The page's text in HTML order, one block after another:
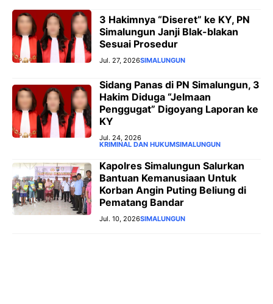
3 Hakimnya “Diseret” ke KY, PN
Simalungun Janji Blak-blakan
Sesuai Prosedur
Jul. 27, 2026SIMALUNGUN
‎Sidang Panas di PN Simalungun, 3
Hakim Diduga “Jelmaan
Penggugat” Digoyang Laporan ke
KY
Jul. 24, 2026
KRIMINAL DAN HUKUMSIMALUNGUN
Kapolres Simalungun Salurkan
Bantuan Kemanusiaan Untuk
Korban Angin Puting Beliung di
Pematang Bandar
Jul. 10, 2026SIMALUNGUN